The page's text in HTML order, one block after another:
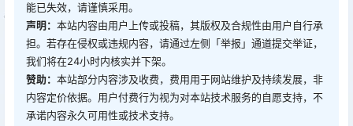
能已失效，请谨慎采用。
声明： 本站内容由用户上传或投稿，其版权及合规性由用户自行承
担。若存在侵权或违规内容，请通过左侧「举报」通道提交举证，
我们将在24小时内核实并下架。
赞助： 本站部分内容涉及收费，费用用于网站维护及持续发展，非
内容定价依据。用户付费行为视为对本站技术服务的自愿支持，不
承诺内容永久可用性或技术支持。